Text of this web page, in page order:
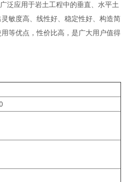
应用于岩土工程中的垂直、水平土
敏度高、线性好、稳定性好、构造简
等优点，性价比高，是广大用户值得